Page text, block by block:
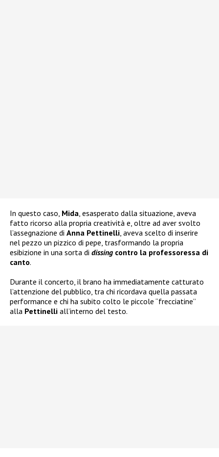
In questo caso, Mida , esasperato dalla situazione, aveva
fatto ricorso alla propria creatività e, oltre ad aver svolto
l’assegnazione di Anna Pettinelli , aveva scelto di inserire
nel pezzo un pizzico di pepe, trasformando la propria
esibizione in una sorta di dissing contro la professoressa di
canto.
Durante il concerto, il brano ha immediatamente catturato
l’attenzione del pubblico, tra chi ricordava quella passata
performance e chi ha subito colto le piccole “frecciatine”
alla Pettinelli all’interno del testo.